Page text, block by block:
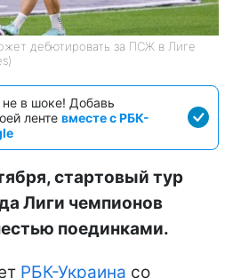
дебютировать за ПСЖ в Лиге
в шоке! Добавь
ленте вместе с РБК-
стартовый тур
Лиги чемпионов
поединками.
РБК-Украина со